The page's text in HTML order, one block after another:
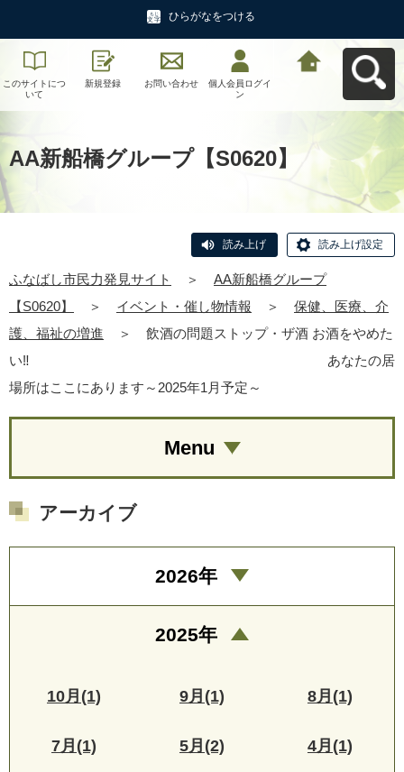
ひらがなをつける
このサイトにつ
いて
新規登録 お問い合わせ
個人会員ログイ
ン
AA新船橋グループ【S0620】
読み上げ 読み上げ設定
ふなばし市民力発見サイト ＞
AA新船橋グループ
【S0620】
＞ イベント・催し物情報 ＞
保健、医療、介
護、福祉の増進
＞
飲酒の問題ストップ・ザ酒 お酒をやめた
い‼ あなたの居
場所はここにあります～2025年1月予定～
Menu
アーカイブ
2026年
2025年
10月(1) 9月(1) 8月(1)
7月(1) 5月(2) 4月(1)